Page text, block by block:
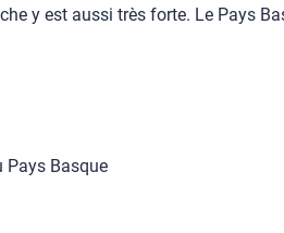
y est aussi très forte. Le Pays
Pays Basque